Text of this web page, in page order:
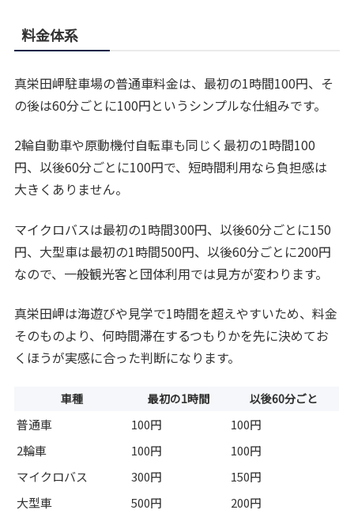
料金体系
真栄田岬駐車場の普通車料金は、最初の1時間100円、そ
の後は60分ごとに100円というシンプルな仕組みです。
2輪自動車や原動機付自転車も同じく最初の1時間100
円、以後60分ごとに100円で、短時間利用なら負担感は
大きくありません。
マイクロバスは最初の1時間300円、以後60分ごとに150
円、大型車は最初の1時間500円、以後60分ごとに200円
なので、一般観光客と団体利用では見方が変わります。
真栄田岬は海遊びや見学で1時間を超えやすいため、料金
そのものより、何時間滞在するつもりかを先に決めてお
くほうが実感に合った判断になります。
車種 最初の1時間 以後60分ごと
普通車 100円
100円
2輪車
100円
100円
マイクロバス
300円
150円
大型車
500円 200円